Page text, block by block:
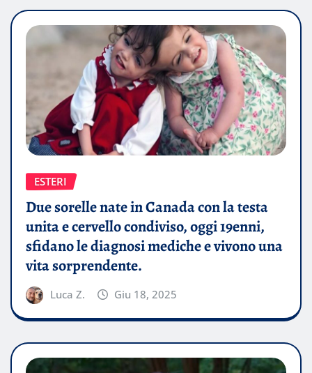
ESTERI
Due sorelle nate in Canada con la testa
unita e cervello condiviso, oggi 19enni,
sfidano le diagnosi mediche e vivono una
vita sorprendente.
Luca Z. Giu 18, 2025